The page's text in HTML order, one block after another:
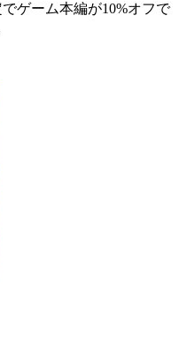
でゲーム本編が10%オフで